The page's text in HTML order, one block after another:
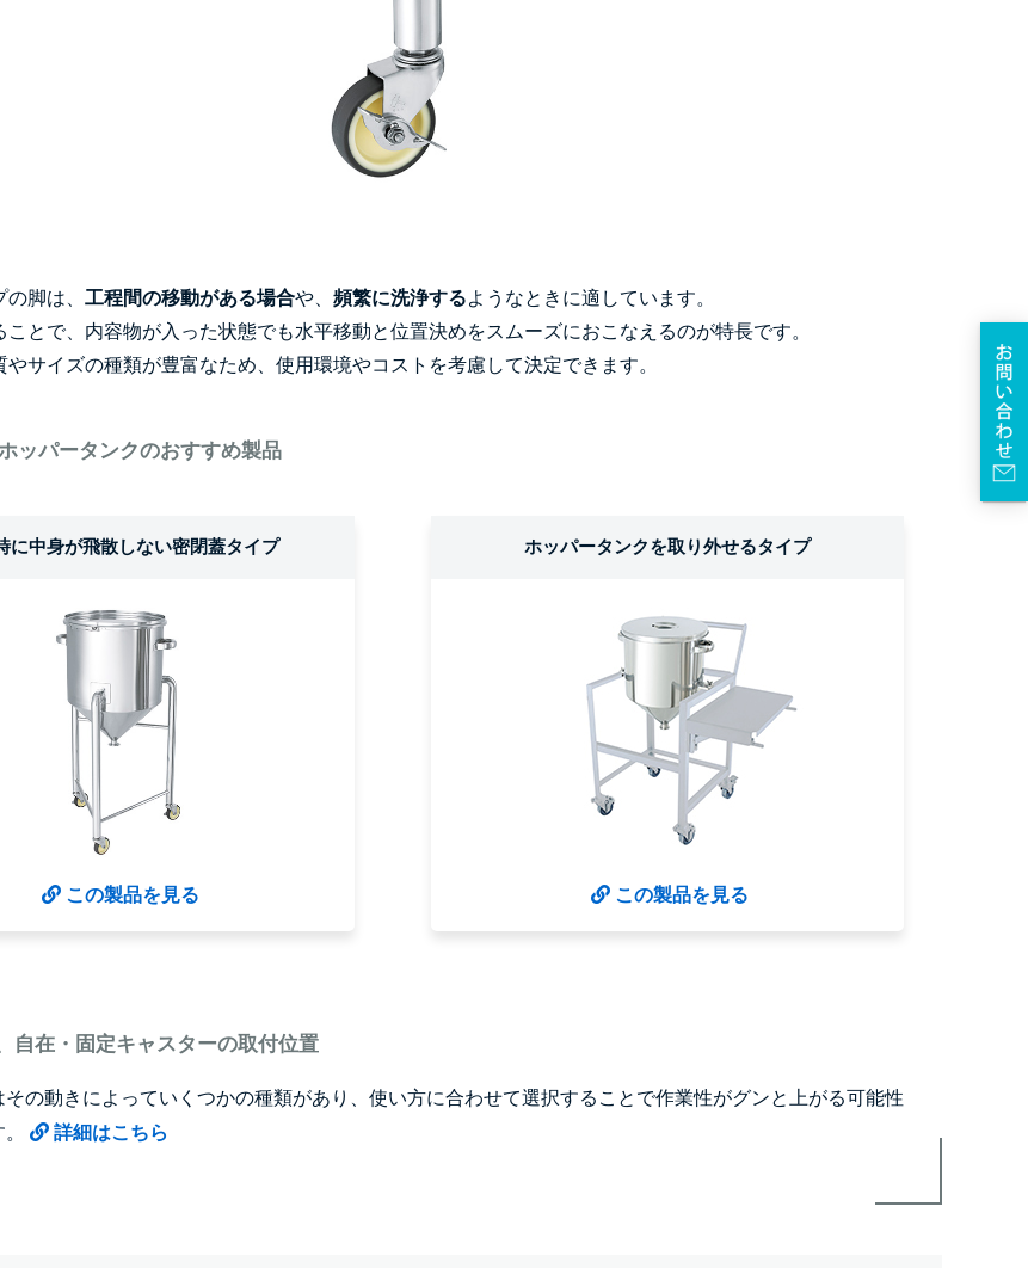
脚は、 工程間の移動がある場合や、 頻繁に洗浄するようなときに適しています。
とで、内容物が入った状態でも水平移動と位置決めをスムーズにおこなえるのが特長です。
やサイズの種類が豊富なため、使用環境やコストを考慮して決定できます。
ッパータンクのおすすめ製品
に中身が飛散しない密閉蓋タイプ
この製品を見る
ホッパータンクを取り外せるタイプ
この製品を見る
自在・固定キャスターの取付位置
その動きによっていくつかの種類があり、使い方に合わせて選択することで作業性がグンと上がる可能性
詳細はこちら